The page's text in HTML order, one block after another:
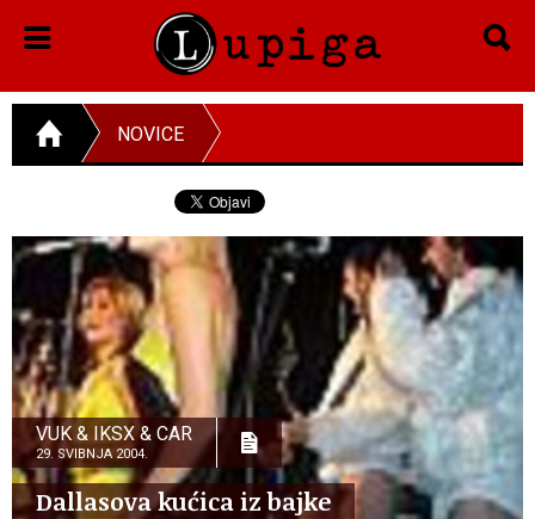
NOVICE
VUK & IKSX & CAR
29. SVIBNJA 2004.
Dallasova kućica iz bajke